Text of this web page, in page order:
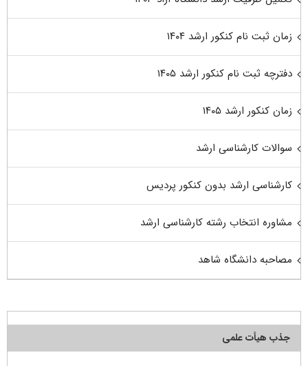
زمان ثبت نام کنکور ارشد ۱۴۰۴
دفترچه ثبت نام کنکور ارشد ۱۴۰۵
زمان کنکور ارشد ۱۴۰۵
سوالات کارشناسی ارشد
کارشناسی ارشد بدون کنکور پردیس
مشاوره انتخاب رشته کارشناسی ارشد
مصاحبه دانشگاه شاهد
جذب هیأت علمی